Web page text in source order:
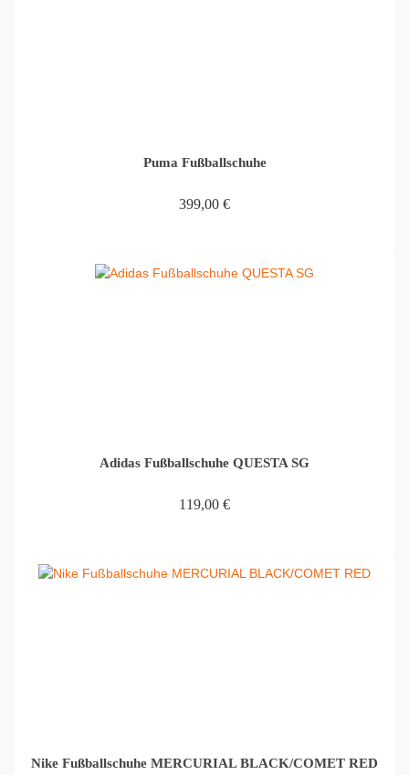
Puma Fußballschuhe
399,00 €
Adidas Fußballschuhe QUESTA SG
119,00 €
Nike Fußballschuhe MERCURIAL BLACK/COMET RED